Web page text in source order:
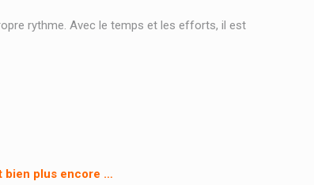
rythme. Avec le temps et les efforts, il est
bien plus encore …